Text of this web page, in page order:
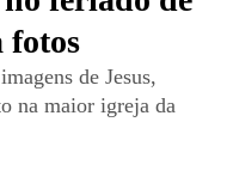
fotos
de Jesus,
na maior igreja da